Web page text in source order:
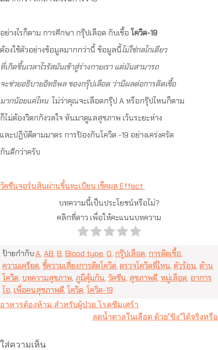
อย่างไรก็ตาม การศึกษา กรุ๊ปเลือด กับเชื้อ โควิด-19
ต้องใช้ตัวอย่างข้อมูลมากกว่านี้ ข้อมูลนี้ไม่ใช่กลไกเดียว
ที่เกิดขึ้นเวลาไวรัสมันเข้าสู่ร่างกายเรา แต่มันสามารถ
จะช่วยอธิบายอิทธิพล ของกรุ๊ปเลือด ว่ามีผลต่อการติดเชื้อ
มากน้อยแค่ไหนไม่ว่าคุณจะเลือดกรุ๊ป A หรือกรุ๊ปไหนก็ตาม
ก็ไม่ต้องวิตกกังวลใจ หันมาดูแลสุขภาพ เว้นระยะห่าง
และปฏิบัติตามมาตร การป้องกันโควิด -19 อย่างเคร่งครัด
กันดีกว่าครับ
วัคซีนจอร์นสันผ่านขึ้นทะเบียน เช็คผล Effect
บทความนี้เป็นประโยชน์หรือไม่?
คลิกที่ดาว เพื่อให้คะแนนบทความ
ป้ายกำกับ:A, AB, B, Blood type, O, กรุ๊ปเลือด, การติดเชื้อ,
ความเครียด, ชี้ความเสี่ยงการติดโควิด, ตรวจโควิดที่ไหน, ตัวร้อน, ต้าน
โควิด, บทความสุขภาพ, ภูมิคุ้มกัน, วัคซีน, สุขภาพดี, หมู่เลือด, อาการ
ไอ, เพื่อคนสุขภาพดี,โควิด,โควิด-19
แนะแนว
อาหารต้องห้าม สำหรับผู้ป่วย โรคซึมเศร้า
ลดน้ำตาลในเลือด ด้วย”ขิง”ได้จริงหรือ
ใส่ความเห็น